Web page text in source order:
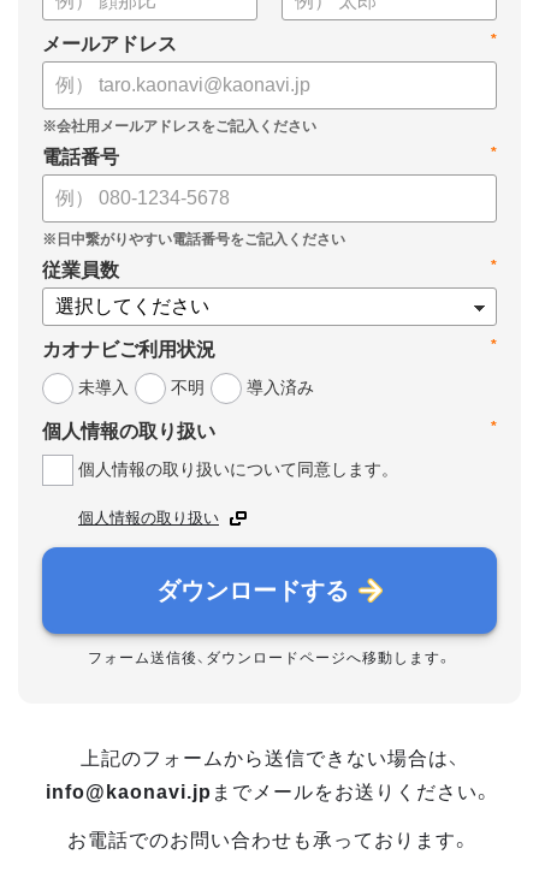
*
メールアドレス
*
電話番号
*
従業員数
*
カオナビご利用状況
未導入
不明 導入済み
*
個人情報の取り扱い
個人情報の取り扱いについて同意します。
個人情報の取り扱い
ダウンロードする
フォーム送信後、ダウンロードページへ移動します。
上記のフォームから送信できない場合は、
info@kaonavi.jp までメールをお送りください。
お電話でのお問い合わせも承っております。